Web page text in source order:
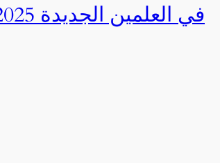
صور | مهرجان CED Sportival في العلمين الجديدة 2025